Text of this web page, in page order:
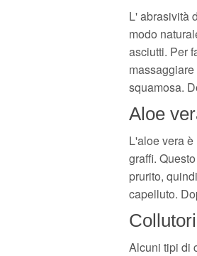
L' abrasività
modo
asciutti. Per
squamosa.
Aloe
L'aloe vera
graffi.
prurito,
capelluto.
Alcuni tipi di